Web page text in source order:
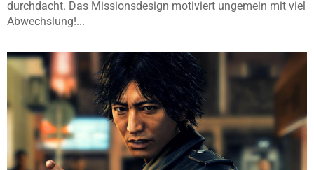
durchdacht. Das Missionsdesign motiviert ungemein mit viel
Abwechslung!...